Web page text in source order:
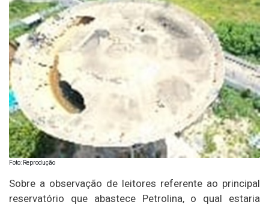
Foto: Reprodução
Sobre a observação de leitores referente ao principal
reservatório que abastece Petrolina, o qual estaria